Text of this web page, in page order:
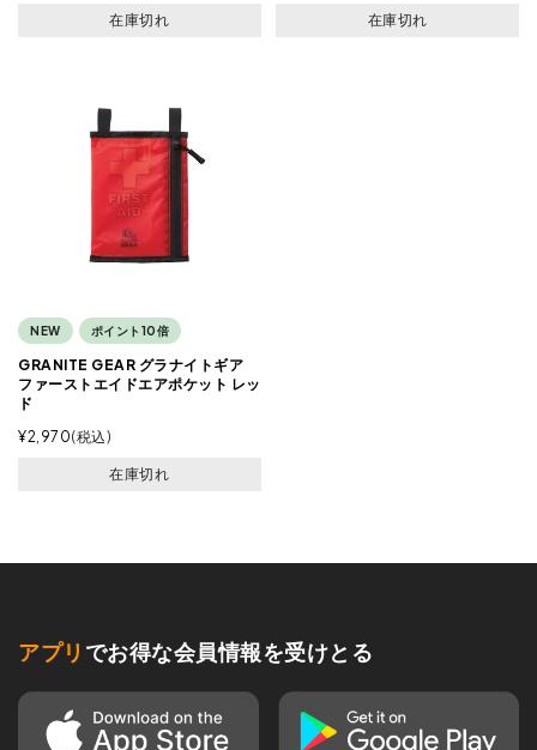
在庫切れ 在庫切れ
NEW ポイント10倍
GRANITE GEAR グラナイトギア
ファーストエイドエアポケット レッ
ド
¥2,970 税込
在庫切れ
アプリ でお得な会員情報を受けとる